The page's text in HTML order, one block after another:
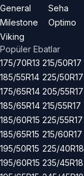
General
Milestone
Viking
Seha
Optimo
Popüler Ebatlar
175/70R13
185/55R14
175/65R14
185/65R14
185/60R15
185/65R15
195/50R15
195/60R15
215/50R17
225/50R17
205/55R17
215/55R17
225/55R17
215/60R17
225/40R18
235/45R18